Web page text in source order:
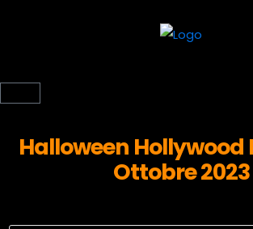
Halloween Hollywood
Ottobre 2023